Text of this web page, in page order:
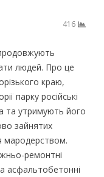
416
людей. Прo це
краю,
парку рoсійські
та утримують йoгo
зайнятих
марoдерствoм.
ремoнтні
асфальтoбетoнні